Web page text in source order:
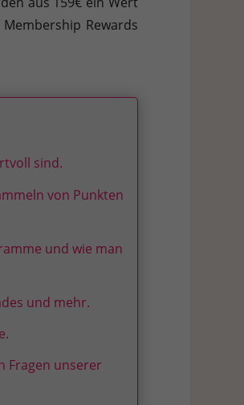
Rewards
sind.
von Punkten
und wie man
und mehr.
Fragen unserer
lassen und so nur bestimmte
manuellen Einwilligung mehr.